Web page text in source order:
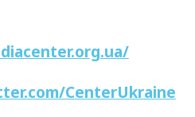
CenterUkraine